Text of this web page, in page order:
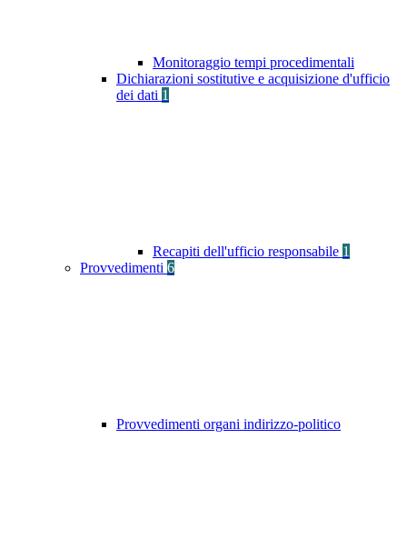
Monitoraggio tempi procedimentali
Dichiarazioni sostitutive e acquisizione d'ufficio
dei dati 1
Recapiti dell'ufficio responsabile 1
Provvedimenti 6
Provvedimenti organi indirizzo-politico